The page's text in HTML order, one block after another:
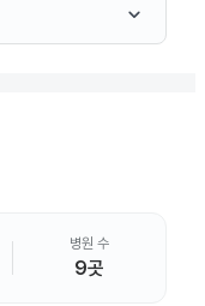
keyboard_arrow_down
병원 수
9곳